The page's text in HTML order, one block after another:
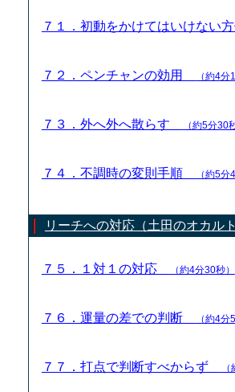
７１．初動をかけてはいけない
７２．ペンチャンの効用 （約4分
７３．外へ外へ散らす （約5分30
７４．不調時の変則手順 （約5分
リーチへの対応（土田のオカルト
７５．１対１の対応 （約4分30秒）
７６．運量の差での判断 （約4分
７７．打点で判断すべからず